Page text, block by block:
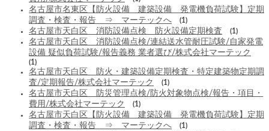
名古屋市名東区【防火設備 建築設備 発電機負荷試験】定期
調査・検査・報告 ⇒ マーテックへ
(1)
名古屋市天白区 消防設備点検 防火設備定期検査 (1)
名古屋市天白区 消防設備点検/連結送水管耐圧試験/自家発電
設備 疑似負荷試験/報告義務 業者選び/株式会社マーテック
(1)
名古屋市天白区 防火・建築設備定期検査・特定建築物定期調
査/定期報告/株式会社マーテック
(1)
名古屋市天白区 防災管理点検/防火対象物点検/報告・項目・
費用/株式会社マーテック
(1)
名古屋市天白区【防火設備 建築設備 発電機負荷試験】定期
調査・検査・報告 ⇒ マーテックへ
(1)